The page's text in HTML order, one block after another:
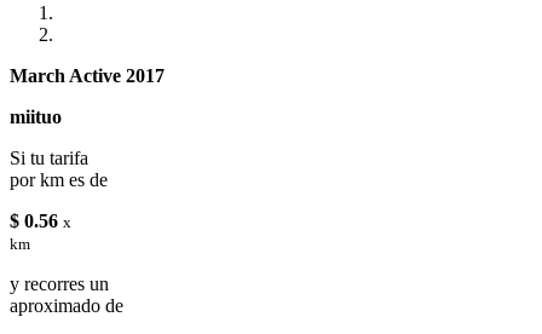
March Active 2017
miituo
Si tu tarifa
por km es de
$ 0.56 x
km
y recorres un
aproximado de